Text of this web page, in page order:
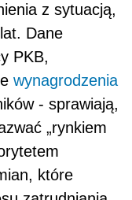
z sytuacją,
Dane
PKB,
wynagrodzenia
- sprawiają,
„rynkiem
które